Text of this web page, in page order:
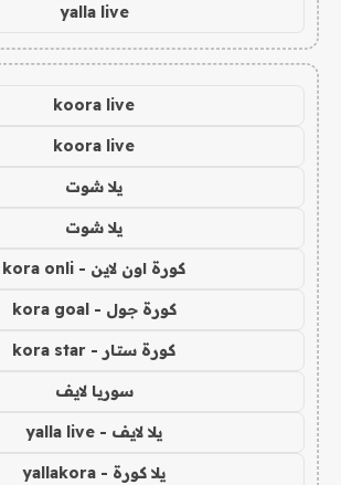
yalla live
koora live
koora live
يلا شوت
يلا شوت
كورة اون لاين - kora onli
كورة جول - kora goal
كورة ستار - kora star
سوريا لايف
يلا لايف - yalla live
يلا كورة - yallakora